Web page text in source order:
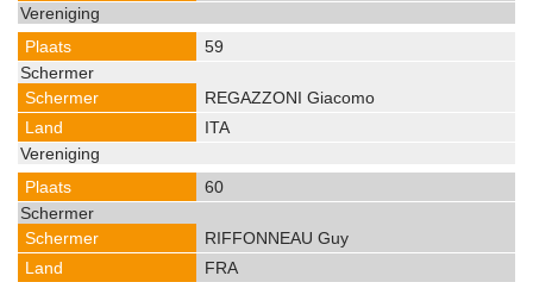
59
REGAZZONI Giacomo
ITA
60
RIFFONNEAU Guy
FRA